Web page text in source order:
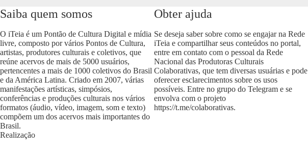
Saiba quem somos
O iTeia é um Pontão de Cultura Digital e mídia
livre, composto por vários Pontos de Cultura,
artistas, produtores culturais e coletivos, que
reúne acervos de mais de 5000 usuários,
pertencentes a mais de 1000 coletivos do Brasil
e da América Latina. Criado em 2007, várias
manifestações artísticas, simpósios,
conferências e produções culturais nos vários
formatos (áudio, vídeo, imagem, som e texto)
compõem um dos acervos mais importantes do
Brasil.
Obter ajuda
Se deseja saber sobre como se engajar na Rede
iTeia e compartilhar seus conteúdos no portal,
entre em contato com o pessoal da Rede
Nacional das Produtoras Culturais
Colaborativas, que tem diversas usuárias e pode
oferecer esclarecimentos sobre os usos
possíveis. Entre no grupo do Telegram e se
envolva com o projeto
https://t.me/colaborativas.
Realização